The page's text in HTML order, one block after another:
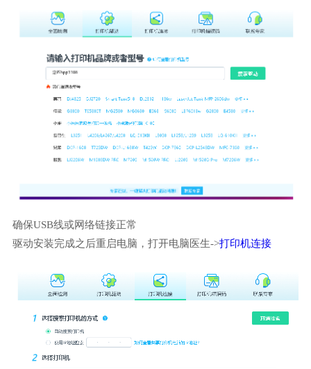
确保USB线或网络链接正常
驱动安装完成之后重启电脑，打开电脑医生->打印机连接